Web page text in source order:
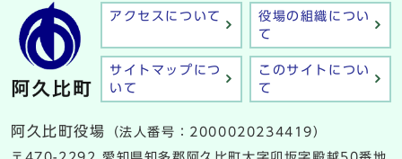
アクセスについて
役場の組織につい
て
サイトマップにつ
いて
このサイトについ
て
阿久比町役場
（法人番号：2000020234419）